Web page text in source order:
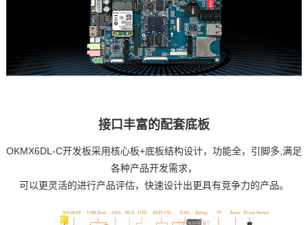
接口丰富的配套底板
OKMX6DL-C开发板采用核心板+底板结构设计，功能全，引脚多,满足
各种产品开发需求，
可以更灵活的进行产品评估，快速设计出更具有竞争力的产品。